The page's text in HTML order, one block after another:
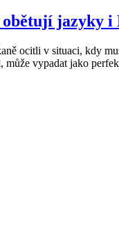
jazyky i
ocitli v situaci, kdy
vypadat jako